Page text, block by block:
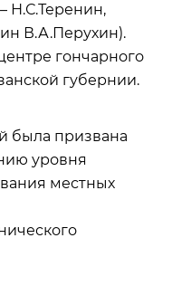
Н.С.Теренин,
В.А.Перухин).
гончарного
губернии.
была призвана
уровня
местных